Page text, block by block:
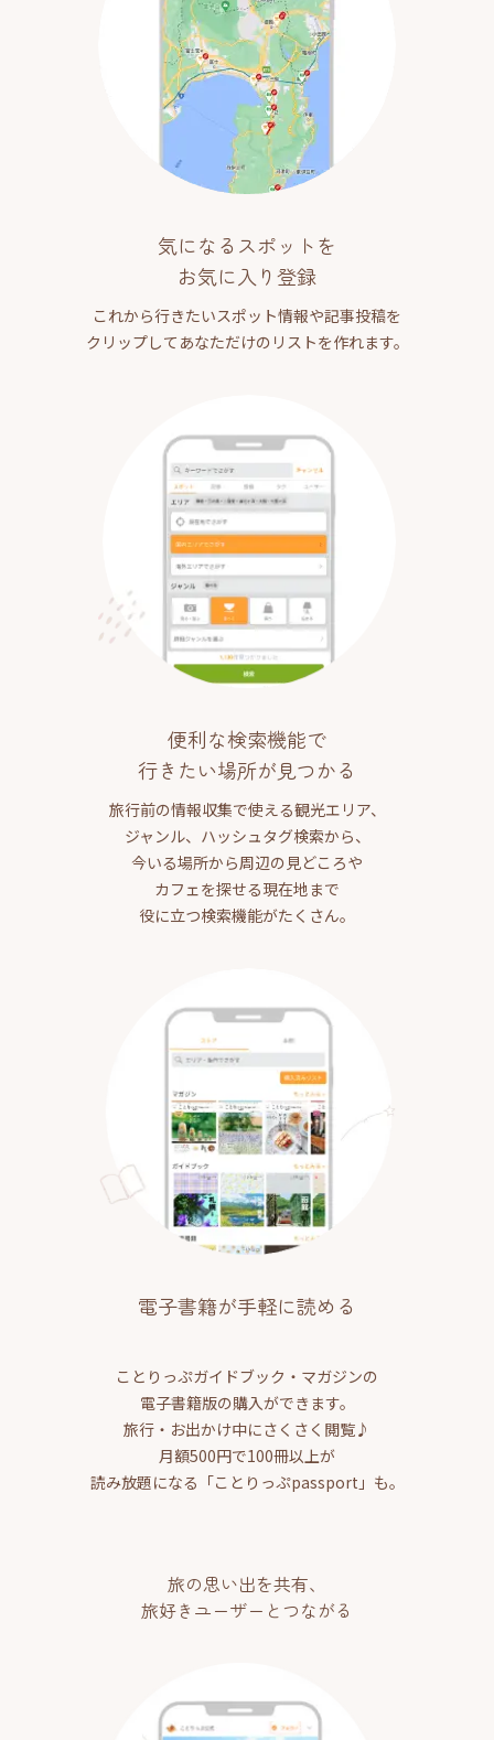
気になるスポットを
お気に入り登録
これから行きたいスポット情報や記事投稿を
クリップしてあなただけのリストを作れます。
便利な検索機能で
行きたい場所が見つかる
旅行前の情報収集で使える観光エリア、
ジャンル、ハッシュタグ検索から、
今いる場所から周辺の見どころや
カフェを探せる現在地まで
役に立つ検索機能がたくさん。
電子書籍が手軽に読める
ことりっぷガイドブック・マガジンの
電子書籍版の購入ができます。
旅行・お出かけ中にさくさく閲覧♪
月額500円で100冊以上が
読み放題になる「ことりっぷpassport」も。
旅の思い出を共有、
旅好きユーザーとつながる